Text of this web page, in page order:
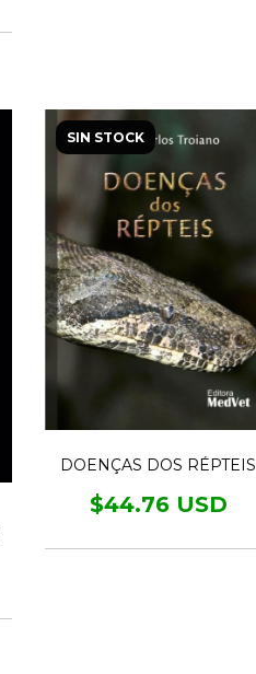
SIN STOCK
DOENÇAS DOS RÉPTEIS
$44.76 USD